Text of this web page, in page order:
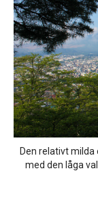
Den relativt
med den låga